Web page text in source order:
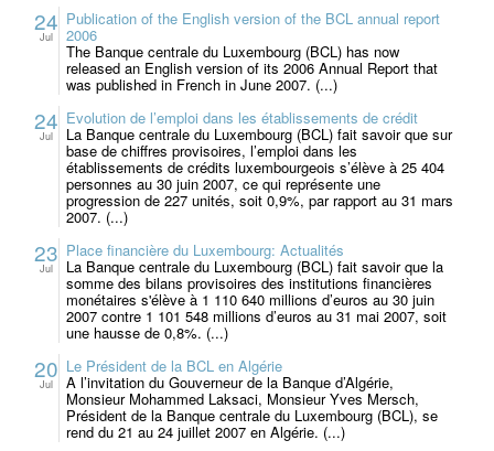
24
Jul
Publication of the English version of the BCL annual report
2006
The Banque centrale du Luxembourg (BCL) has now
released an English version of its 2006 Annual Report that
was published in French in June 2007. (...)
24
Jul
Evolution de l’emploi dans les établissements de crédit
La Banque centrale du Luxembourg (BCL) fait savoir que sur
base de chiffres provisoires, l’emploi dans les
établissements de crédits luxembourgeois s’élève à 25 404
personnes au 30 juin 2007, ce qui représente une
progression de 227 unités, soit 0,9%, par rapport au 31 mars
2007. (...)
23
Jul
Place financière du Luxembourg: Actualités
La Banque centrale du Luxembourg (BCL) fait savoir que la
somme des bilans provisoires des institutions financières
monétaires s'élève à 1 110 640 millions d’euros au 30 juin
2007 contre 1 101 548 millions d’euros au 31 mai 2007, soit
une hausse de 0,8%. (...)
20
Jul
Le Président de la BCL en Algérie
A l’invitation du Gouverneur de la Banque d’Algérie,
Monsieur Mohammed Laksaci, Monsieur Yves Mersch,
Président de la Banque centrale du Luxembourg (BCL), se
rend du 21 au 24 juillet 2007 en Algérie. (...)